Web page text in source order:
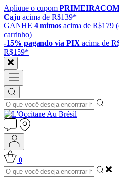
Aplique o cupom
Caju acima de R$139*
GANHE 4 mimos acima de R$179
carrinho)
-15% pagando via PIX acima de
R$159*
0